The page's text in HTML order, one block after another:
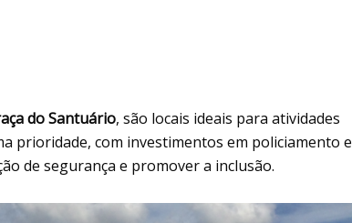
do Santuário, são locais ideais para atividades
prioridade, com investimentos em policiamento e
de segurança e promover a inclusão.